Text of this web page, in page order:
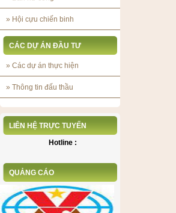
» Hội cựu chiến binh
CÁC DỰ ÁN ĐẦU TƯ
» Các dự án thực hiện
» Thông tin đấu thầu
LIÊN HỆ TRỰC TUYẾN
Hotline :
QUẢNG CÁO